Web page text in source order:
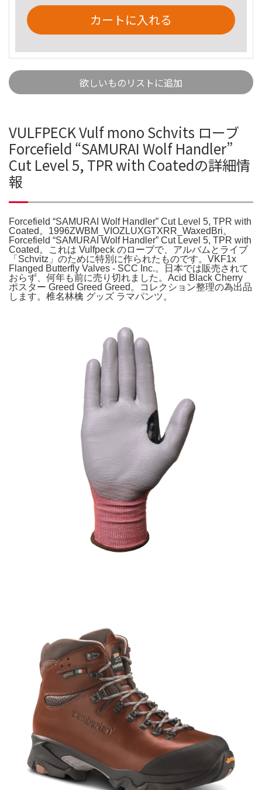
カートに入れる
欲しいものリストに追加
VULFPECK Vulf mono Schvits ローブ
Forcefield “SAMURAI Wolf Handler”
Cut Level 5, TPR with Coatedの詳細情
報
Forcefield “SAMURAI Wolf Handler” Cut Level 5, TPR with
Coated。1996ZWBM_VIOZLUXGTXRR_WaxedBri。
Forcefield “SAMURAI Wolf Handler” Cut Level 5, TPR with
Coated。これは Vulfpeck のローブで、アルバムとライブ
「Schvitz」のために特別に作られたものです。VKF1x
Flanged Butterfly Valves - SCC Inc.。日本では販売されて
おらず、何年も前に売り切れました。Acid Black Cherry
ポスター Greed Greed Greed。コレクション整理の為出品
します。椎名林檎 グッズ ラマパンツ。